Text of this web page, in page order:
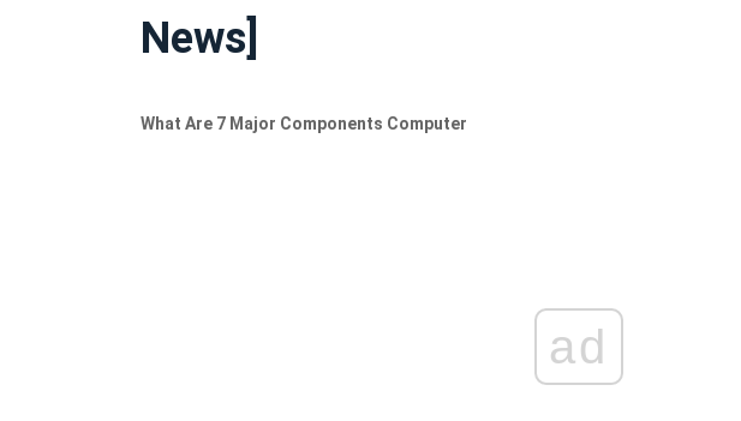
News]
What Are 7 Major Components Computer
ad